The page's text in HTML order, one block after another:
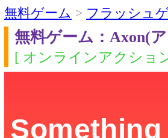
無料ゲーム > フラッシュ
無料ゲーム：Axon(
[ オンラインアクショ